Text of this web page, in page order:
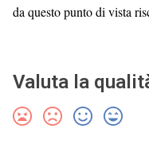
da questo punto di vista
Valuta la